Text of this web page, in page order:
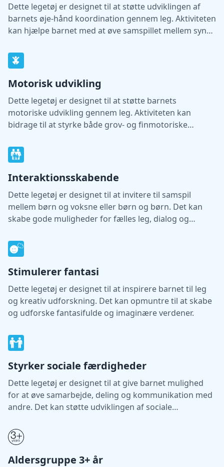
Dette legetøj er designet til at støtte udviklingen af
barnets øje-hånd koordination gennem leg. Aktiviteten
kan hjælpe barnet med at øve samspillet mellem syn
Motorisk udvikling
Dette legetøj er designet til at støtte barnets
motoriske udvikling gennem leg. Aktiviteten kan
bidrage til at styrke både grov- og finmotoriske
Interaktionsskabende
Dette legetøj er designet til at invitere til samspil
mellem børn og voksne eller børn og børn. Det kan
skabe gode muligheder for fælles leg, dialog og
Stimulerer fantasi
Dette legetøj er designet til at inspirere barnet til leg
og kreativ udforskning. Det kan opmuntre til at skabe
og udforske fantasifulde og imaginære verdener.
Styrker sociale færdigheder
Dette legetøj er designet til at give barnet mulighed
for at øve samarbejde, deling og kommunikation med
andre. Det kan støtte udviklingen af sociale
Aldersgruppe 3+ år